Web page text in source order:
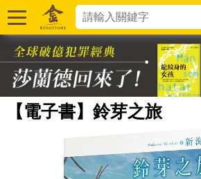
【電子書】鈴芽之旅